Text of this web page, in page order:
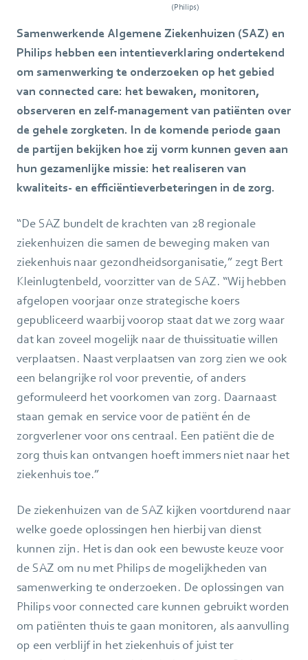
(Philips)
Samenwerkende Algemene Ziekenhuizen (SAZ) en
Philips hebben een intentieverklaring ondertekend
om samenwerking te onderzoeken op het gebied
van connected care: het bewaken, monitoren,
observeren en zelf-management van patiënten over
de gehele zorgketen. In de komende periode gaan
de partijen bekijken hoe zij vorm kunnen geven aan
hun gezamenlijke missie: het realiseren van
kwaliteits- en efficiëntieverbeteringen in de zorg.
“De SAZ bundelt de krachten van 28 regionale
ziekenhuizen die samen de beweging maken van
ziekenhuis naar gezondheidsorganisatie,” zegt Bert
Kleinlugtenbeld, voorzitter van de SAZ. “Wij hebben
afgelopen voorjaar onze strategische koers
gepubliceerd waarbij voorop staat dat we zorg waar
dat kan zoveel mogelijk naar de thuissituatie willen
verplaatsen. Naast verplaatsen van zorg zien we ook
een belangrijke rol voor preventie, of anders
geformuleerd het voorkomen van zorg. Daarnaast
staan gemak en service voor de patiënt én de
zorgverlener voor ons centraal. Een patiënt die de
zorg thuis kan ontvangen hoeft immers niet naar het
ziekenhuis toe.”
De ziekenhuizen van de SAZ kijken voortdurend naar
welke goede oplossingen hen hierbij van dienst
kunnen zijn. Het is dan ook een bewuste keuze voor
de SAZ om nu met Philips de mogelijkheden van
samenwerking te onderzoeken. De oplossingen van
Philips voor connected care kunnen gebruikt worden
om patiënten thuis te gaan monitoren, als aanvulling
op een verblijf in het ziekenhuis of juist ter